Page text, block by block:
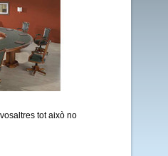
tot això no